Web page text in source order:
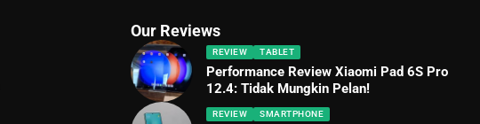
Our Reviews
REVIEW TABLET
Performance Review Xiaomi Pad 6S Pro
12.4: Tidak Mungkin Pelan!
REVIEW SMARTPHONE